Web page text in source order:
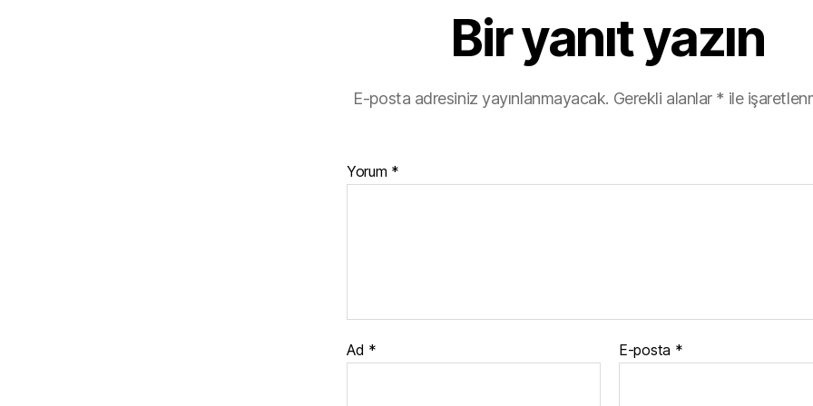
p
p
n
Bir yanıt yazın
E-posta adresiniz yayınlanmayacak. Gerekli alanlar * ile
Yorum *
Ad * E-posta *